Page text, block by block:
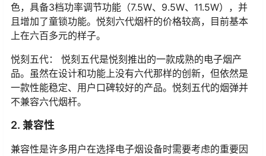
色，具备3档功率调节功能（7.5W、9.5W、11.5W），并
且增加了童锁功能。悦刻六代烟杆的价格较高，目前基本
上在六百多元的样子。
悦刻五代： 悦刻五代是悦刻推出的一款成熟的电子烟产
品。虽然在设计和功能上没有六代那样的创新，但依然是
一款性能稳定、用户口碑较好的产品。悦刻五代的烟弹并
不兼容六代烟杆。
2. 兼容性
兼容性是许多用户在选择电子烟设备时需要考虑的重要因